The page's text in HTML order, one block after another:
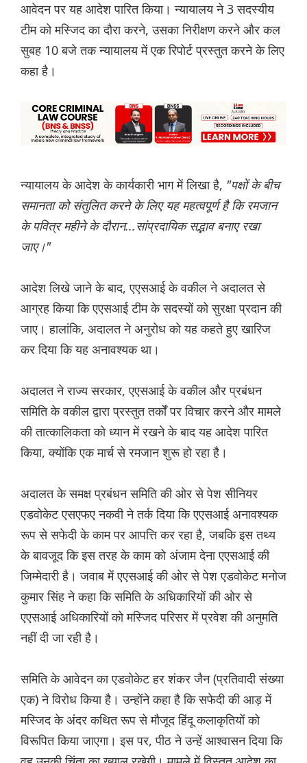
आवेदन पर यह आदेश पारित किया। न्यायालय ने 3 सदस्यीय
टीम को मस्जिद का दौरा करने, उसका निरीक्षण करने और कल
सुबह 10 बजे तक न्यायालय में एक रिपोर्ट प्रस्तुत करने के लिए
कहा है।
न्यायालय के आदेश के कार्यकारी भाग में लिखा है, "पक्षों के बीच
समानता को संतुलित करने के लिए यह महत्वपूर्ण है कि रमजान
के पवित्र महीने के दौरान...सांप्रदायिक सद्भाव बनाए रखा
जाए।"
आदेश लिखे जाने के बाद, एएसआई के वकील ने अदालत से
आग्रह किया कि एएसआई टीम के सदस्यों को सुरक्षा प्रदान की
जाए। हालांकि, अदालत ने अनुरोध को यह कहते हुए खारिज
कर दिया कि यह अनावश्यक था।
अदालत ने राज्य सरकार, एएसआई के वकील और प्रबंधन
समिति के वकील द्वारा प्रस्तुत तर्कों पर विचार करने और मामले
की तात्कालिकता को ध्यान में रखने के बाद यह आदेश पारित
किया, क्योंकि एक मार्च से रमजान शुरू हो रहा है।
अदालत के समक्ष प्रबंधन समिति की ओर से पेश सीनियर
एडवोकेट एसएफए नकवी ने तर्क दिया कि एएसआई अनावश्यक
रूप से सफेदी के काम पर आपत्ति कर रहा है, जबकि इस तथ्य
के बावजूद कि इस तरह के काम को अंजाम देना एएसआई की
जिम्मेदारी है। जवाब में एएसआई की ओर से पेश एडवोकेट मनोज
कुमार सिंह ने कहा कि समिति के अधिकारियों की ओर से
एएसआई अधिकारियों को मस्जिद परिसर में प्रवेश की अनुमति
नहीं दी जा रही है।
समिति के आवेदन का एडवोकेट हर शंकर जैन (प्रतिवादी संख्या
एक) ने विरोध किया है। उन्होंने कहा है कि सफेदी की आड़ में
मस्जिद के अंदर कथित रूप से मौजूद हिंदू कलाकृतियों को
विरूपित किया जाएगा। इस पर, पीठ ने उन्हें आश्वासन दिया कि